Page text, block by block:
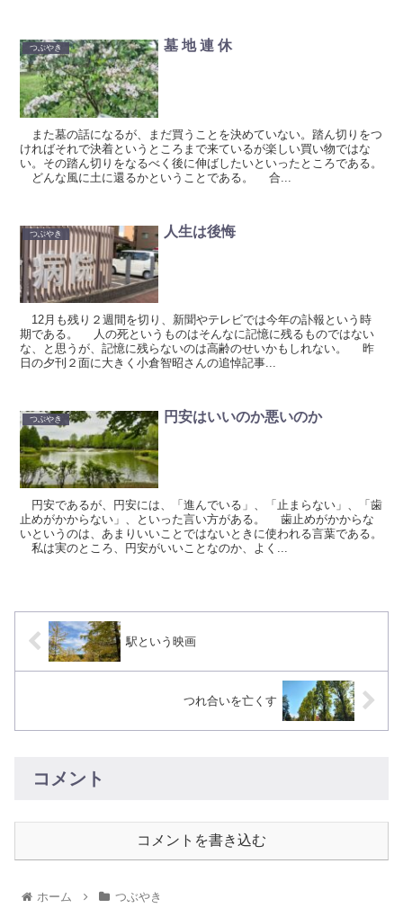
つぶやき 墓 地 連 休
また墓の話になるが、まだ買うことを決めていない。踏ん切りをつ
ければそれで決着というところまで来ているが楽しい買い物ではな
い。その踏ん切りをなるべく後に伸ばしたいといったところである。
どんな風に土に還るかということである。 合...
つぶやき 人生は後悔
12月も残り２週間を切り、新聞やテレビでは今年の訃報という時
期である。 人の死というものはそんなに記憶に残るものではない
な、と思うが、記憶に残らないのは高齢のせいかもしれない。 昨
日の夕刊２面に大きく小倉智昭さんの追悼記事...
つぶやき 円安はいいのか悪いのか
円安であるが、円安には、「進んでいる」、「止まらない」、「歯
止めがかからない」、といった言い方がある。 歯止めがかからな
いというのは、あまりいいことではないときに使われる言葉である。
私は実のところ、円安がいいことなのか、よく...
駅という映画
つれ合いを亡くす
コメント
コメントを書き込む
ホーム つぶやき